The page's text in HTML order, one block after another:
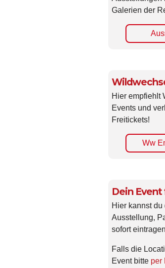
Galerien der
Hier empfiehlt
Events und
Freitickets!
Ww
Dein
Hier kannst
Ausstellung,
sofort
Falls die
Event bitte per